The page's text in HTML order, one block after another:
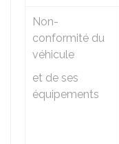
Non-
conformité du
véhicule
et de ses
équipements